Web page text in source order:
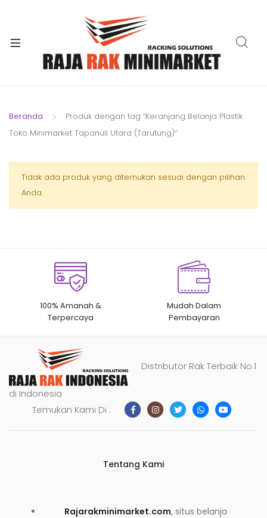
Beranda
Produk dengan tag “Keranjang Belanja Plastik
Toko Minimarket Tapanuli Utara (Tarutung)”
Tidak ada produk yang ditemukan sesuai dengan pilihan
Anda.
100% Amanah &
Terpercaya
Mudah Dalam
Pembayaran
Distributor Rak Terbaik No.1
di Indonesia
Temukan Kami Di :
Tentang Kami
Rajarakminimarket.com, situs belanja